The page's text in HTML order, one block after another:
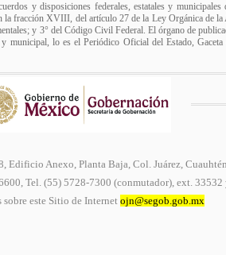
y disposiciones federales, estatales y
fracción XVIII, del artículo 27 de la Ley Orgánica de
y 3° del Código Civil Federal. El órgano de
lo es el Periódico Oficial del Estado,
Edificio Anexo, Planta Baja, Col. Juárez,
Tel. (55) 5728-7300 (conmutador), ext. 33532
sobre este Sitio de Internetojn@segob.gob.mx